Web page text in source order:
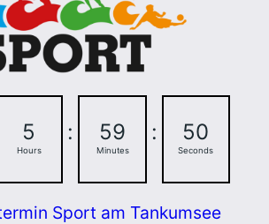
5
Hours
: 59
Minutes
: 50
Seconds
Sport am Tankumsee